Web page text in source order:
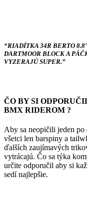
“RIADÍTKA 34R BERTO
DARTMOOR BLOCK A
VYZERAJÚ SUPER.”
ČO BY SI
BMX RIDEROM ?
Aby sa neopičili jeden po
všetci len barspiny a
ďalších zaujímavých
vytrácajú. Čo sa týka
určite odporučil aby si
sedí najlepšie.